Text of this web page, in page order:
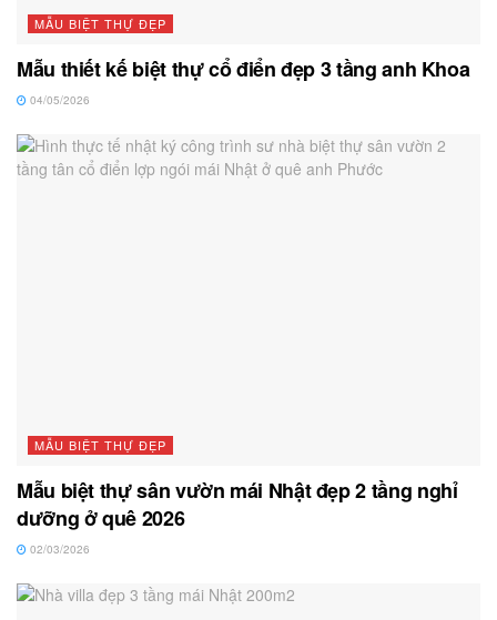
MẪU BIỆT THỰ ĐẸP
Mẫu thiết kế biệt thự cổ điển đẹp 3 tầng anh Khoa
04/05/2026
MẪU BIỆT THỰ ĐẸP
Mẫu biệt thự sân vườn mái Nhật đẹp 2 tầng nghỉ
dưỡng ở quê 2026
02/03/2026